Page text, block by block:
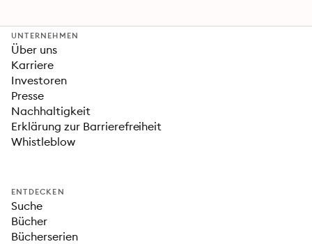
UNTERNEHMEN
Über uns
Karriere
Investoren
Presse
Nachhaltigkeit
Erklärung zur Barrierefreiheit
Whistleblow
ENTDECKEN
Suche
Bücher
Bücherserien